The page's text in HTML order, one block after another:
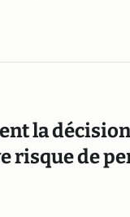
la
risque de